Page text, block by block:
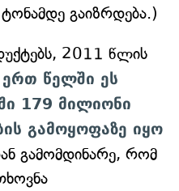
გაიზრდება.)
2011 წლის
წელში ეს
179 მილიონი
გამოყოფაზე იყო
გამომდინარე, რომ